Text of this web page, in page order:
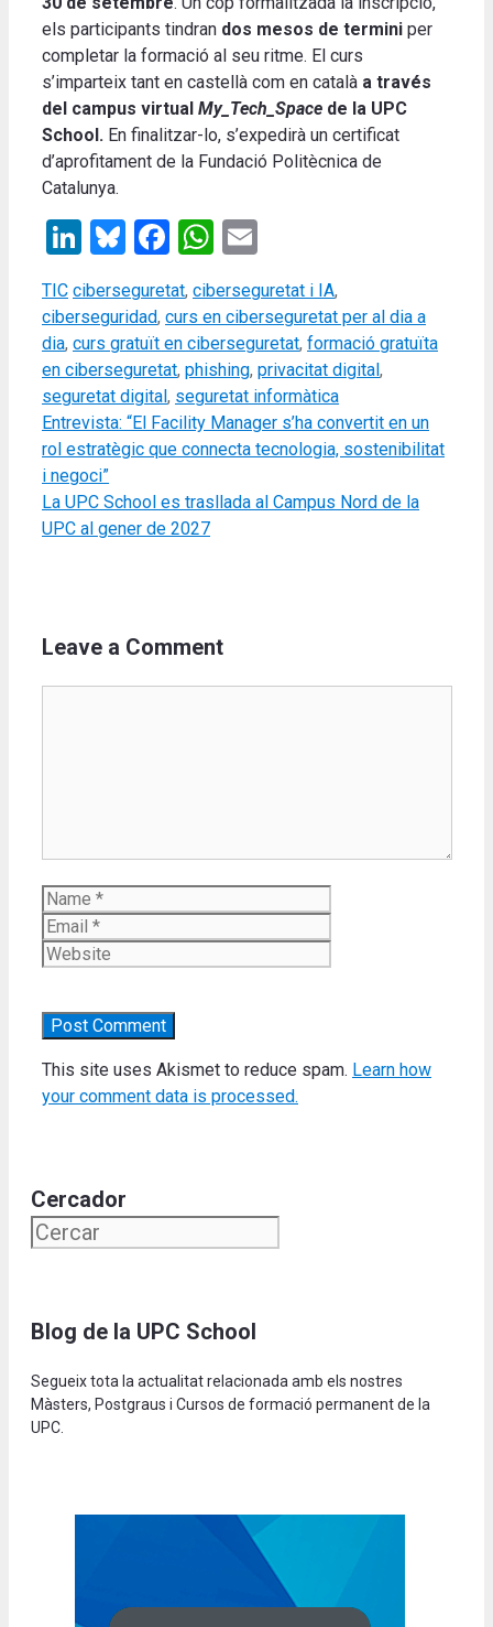
els participants tindran dos mesos de termini per
completar la formació al seu ritme. El curs
s’imparteix tant en castellà com en català a través
del campus virtual My_Tech_Space de la UPC
School. En finalitzar-lo, s’expedirà un certificat
d’aprofitament de la Fundació Politècnica de
Catalunya.
LinkedIn
Bluesky
Facebook
WhatsApp
Categories
TIC Tags
ciberseguretat, ciberseguretat i IA,
ciberseguridad, curs en ciberseguretat per al dia a
dia, curs gratuït en ciberseguretat, formació gratuïta
en ciberseguretat, phishing, privacitat digital ,
seguretat digital , seguretat informàtica
Entrevista: “El Facility Manager s’ha convertit en un
rol estratègic que connecta tecnologia, sostenibilitat
i negoci”
La UPC School es trasllada al Campus Nord de la
UPC al gener de 2027
Leave a Comment
Name
This site uses Akismet to reduce spam. Learn how
your comment data is processed.
Cercador
Blog de la UPC School
Segueix tota la actualitat relacionada amb els nostres
Màsters, Postgraus i Cursos de formació permanent de la
UPC.